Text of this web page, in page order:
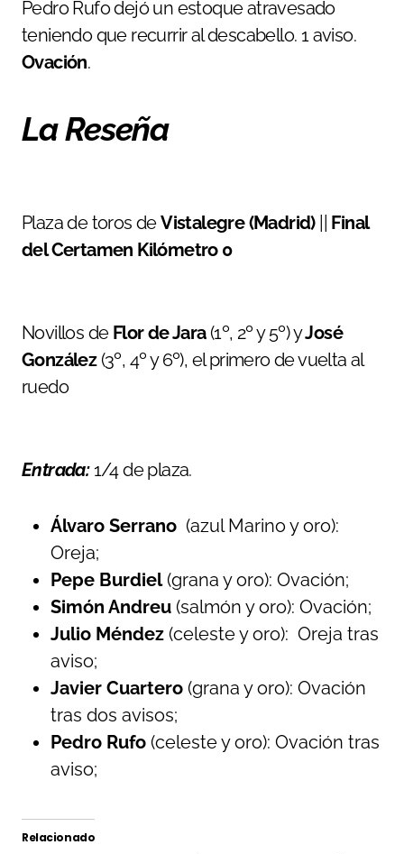
Pedro Rufo dejó un estoque atravesado
teniendo que recurrir al descabello. 1 aviso.
Ovación.
La Reseña
Plaza de toros deVistalegre (Madrid)|| Final
del Certamen Kilómetro 0
Novillos de Flor de Jara(1º, 2º y 5º) yJosé
González(3º, 4º y 6º), el primero de vuelta al
ruedo
Entrada:1/4 de plaza.
Álvaro Serrano (azul Marino y oro):
Oreja;
Pepe Burdiel(grana y oro): Ovación;
Simón Andreu (salmón y oro): Ovación;
Julio Méndez (celeste y oro): Oreja tras
aviso;
Javier Cuartero (grana y oro): Ovación
tras dos avisos;
Pedro Rufo (celeste y oro): Ovación tras
aviso;
Relacionado